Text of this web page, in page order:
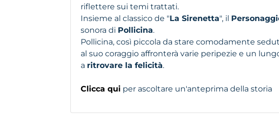
riflettere sui temi trattati.
Insieme al classico de "La Sirenetta", il
sonora di Pollicina.
Pollicina, così piccola da stare comodamente
al suo coraggio affronterà varie peripezie e un
a ritrovare la felicità.
Clicca qui per ascoltare un'anteprima della storia